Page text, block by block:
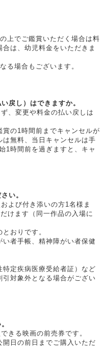
上でご鑑賞いただく場合は料
は、幼児料金をいただきま
る場合もございます。
戻し）はできますか。
、変更や料金の払い戻しは
の1時間前までキャンセルが
無料、当日キャンセルは手
1時間前を過ぎますと、キャ
い。
よび付き添いの方1名様ま
けます（同一作品の入場に
おりです。
い者手帳、精神障がい者保健
特定疾病医療受給者証）など
対象外となる場合がござい
きる映画の前売券です。
日の前日までご購入いただ